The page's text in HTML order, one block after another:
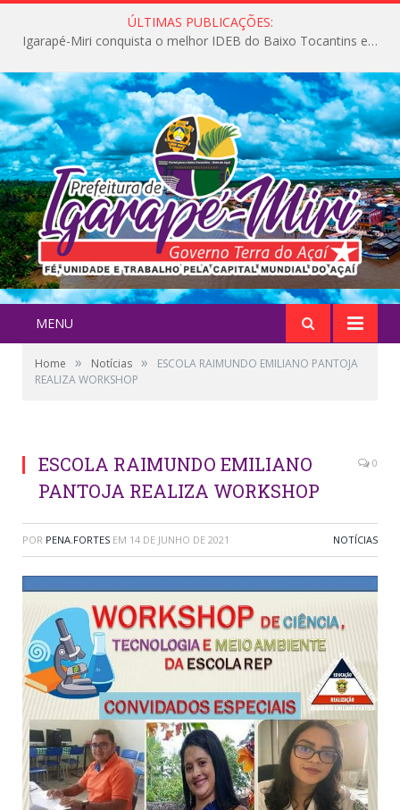
ÚLTIMAS PUBLICAÇÕES:
Igarapé-Miri conquista o melhor IDEB do Baixo Tocantins e avança na qualidade da educação pública
MENU
Home » Notícias »
ESCOLA RAIMUNDO EMILIANO PANTOJA
REALIZA WORKSHOP
ESCOLA RAIMUNDO EMILIANO
PANTOJA REALIZA WORKSHOP
0
POR PENA.FORTES EM 14 DE JUNHO DE 2021 NOTÍCIAS